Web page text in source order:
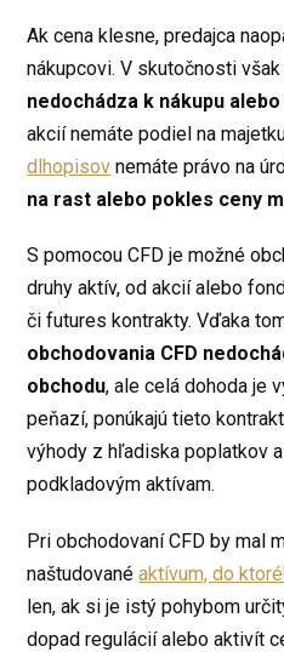
Ak cena klesne, predajca
nákupcovi. V skutočnosti však
nedochádza k nákupu
akcií nemáte podiel na
dlhopisov nemáte právo na
na rast alebo pokles ceny
S pomocou CFD je možné
druhy aktív, od akcií alebo
či futures kontrakty. Vďaka
obchodovania CFD
obchodu, ale celá dohoda je
peňazí, ponúkajú tieto
výhody z hľadiska poplatkov
podkladovým aktívam.
Pri obchodovaní CFD by mal
naštudovanéaktívum, do
len, ak si je istý pohybom
dopad regulácií alebo aktivít